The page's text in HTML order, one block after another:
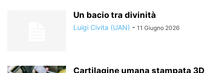
Un bacio tra divinità
Luigi Civita (UAN) - 11 Giugno 2026
Cartilagine umana stampata 3D